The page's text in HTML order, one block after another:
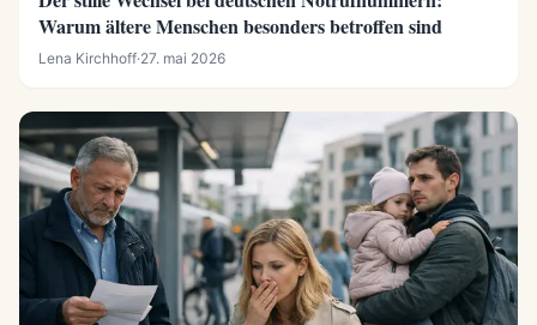
Warum ältere Menschen besonders betroffen sind
Lena Kirchhoff·27. mai 2026